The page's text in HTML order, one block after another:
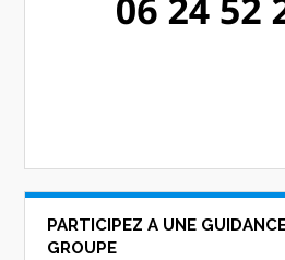
PARTICIPEZ A UNE
GROUPE